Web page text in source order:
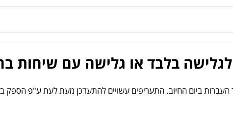
בלבד או גלישה עם שיחות
העברות ביום החיוב. התעריפים עשויים להתעדכן מעת לעת ע"פ הספק